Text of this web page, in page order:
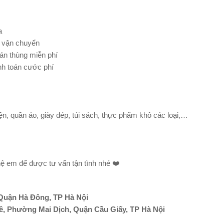
chuyển
thùng miễn phí
toán cước phí
quần áo, giày dép, túi sách, thực phẩm khô các loại,…
em để được tư vấn tận tình nhé ❤️
Hà Đông, TP Hà Nội
Phường Mai Dịch, Quận Cầu Giấy, TP Hà Nội